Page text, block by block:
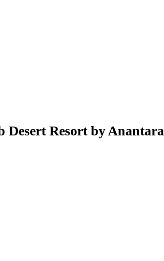
Desert Resort by Anantara